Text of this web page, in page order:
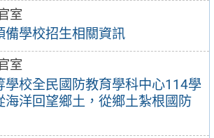
室
備學校招生相關資訊
室
學校全民國防教育學科中心114學
海洋回望鄉土，從鄉土紮根國防